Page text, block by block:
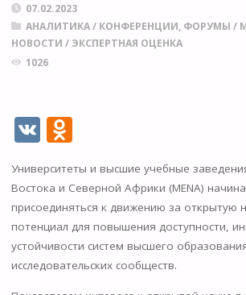
07.02.2023
АНАЛИТИКА/ КОНФЕРЕНЦИИ, ФОРУМЫ /
НОВОСТИ / ЭКСПЕРТНАЯ ОЦЕНКА
1026
V O
n
o
kl
as
Университеты и высшие учебные
Востока и Северной Африки (MENA)
присоединяться к движению за открытую
потенциал для повышения доступности,
устойчивости систем высшего
исследовательских сообществ.